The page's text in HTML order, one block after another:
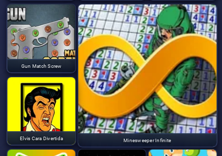
Gun Match Screw
Minesweeper Infinite
Elvis Cara Divertida